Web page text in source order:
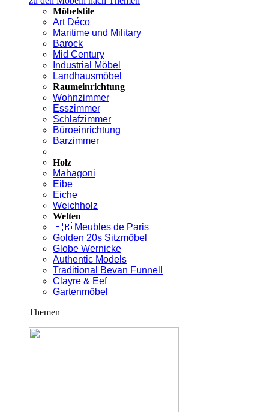
Möbelstile
Art Déco
Maritime und Military
Barock
Mid Century
Industrial Möbel
Landhausmöbel
Raumeinrichtung
Wohnzimmer
Esszimmer
Schlafzimmer
Büroeinrichtung
Barzimmer
Holz
Mahagoni
Eibe
Eiche
Weichholz
Welten
🇫🇷 Meubles de Paris
Golden 20s Sitzmöbel
Globe Wernicke
Authentic Models
Traditional Bevan Funnell
Clayre & Eef
Gartenmöbel
Themen